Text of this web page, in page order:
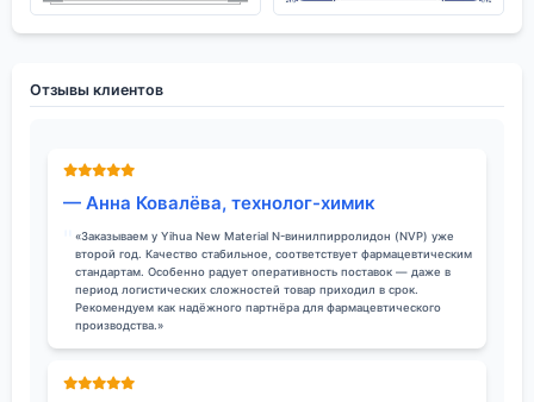
Отзывы клиентов
— Анна Ковалёва, технолог-химик
«Заказываем у Yihua New Material N-винилпирролидон (NVP) уже
второй год. Качество стабильное, соответствует фармацевтическим
стандартам. Особенно радует оперативность поставок — даже в
период логистических сложностей товар приходил в срок.
Рекомендуем как надёжного партнёра для фармацевтического
производства.»